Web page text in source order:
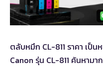
ตลับหมึก CL-811 ราคา เป็
Canon รุ่น CL-811 ค้นหาม